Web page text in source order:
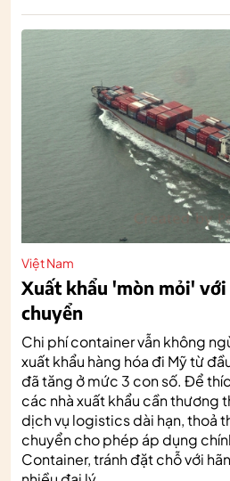
Việt Nam
Xuất khẩu 'mòn mỏi' với
chuyển
Chi phí container vẫn không
xuất khẩu hàng hóa đi Mỹ từ
đã tăng ở mức 3 con số. Để
các nhà xuất khẩu cần thương
dịch vụ logistics dài hạn, thoả
chuyển cho phép áp dụng
Container, tránh đặt chỗ với